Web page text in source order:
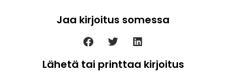
Jaa kirjoitus somessa
Lähetä tai printtaa kirjoitus